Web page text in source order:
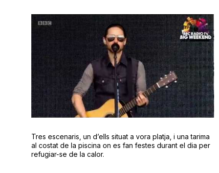
Tres escenaris, un d’ells situat a vora platja, i una tarima
al costat de la piscina on es fan festes durant el dia per
refugiar-se de la calor.